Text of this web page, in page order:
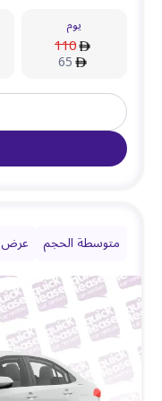
يوم
110
65
متوسطة الحجم عرض